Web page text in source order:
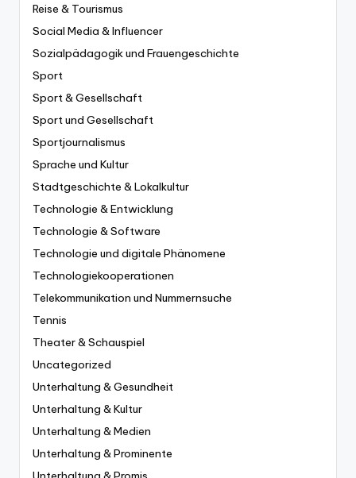
Reise & Tourismus
Social Media & Influencer
Sozialpädagogik und Frauengeschichte
Sport
Sport & Gesellschaft
Sport und Gesellschaft
Sportjournalismus
Sprache und Kultur
Stadtgeschichte & Lokalkultur
Technologie & Entwicklung
Technologie & Software
Technologie und digitale Phänomene
Technologiekooperationen
Telekommunikation und Nummernsuche
Tennis
Theater & Schauspiel
Uncategorized
Unterhaltung & Gesundheit
Unterhaltung & Kultur
Unterhaltung & Medien
Unterhaltung & Prominente